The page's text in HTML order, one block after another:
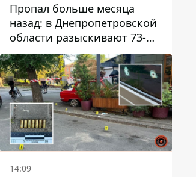
Пропал больше месяца
назад: в Днепропетровской
области разыскивают 73-
летнего мужчину
14:09